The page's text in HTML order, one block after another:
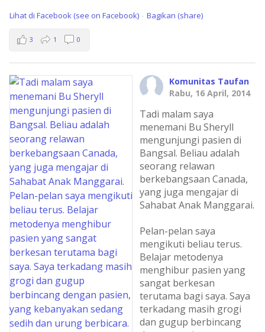
Lihat di Facebook (see on Facebook) · Bagikan (share)
3 1 0
Komunitas Taufan
Rabu, 16 April, 2014
Tadi malam saya
menemani Bu Sheryll
mengunjungi pasien di
Bangsal. Beliau adalah
seorang relawan
berkebangsaan Canada,
yang juga mengajar di
Sahabat Anak Manggarai.
Pelan-pelan saya
mengikuti beliau terus.
Belajar metodenya
menghibur pasien yang
sangat berkesan
terutama bagi saya. Saya
terkadang masih grogi
dan gugup berbincang